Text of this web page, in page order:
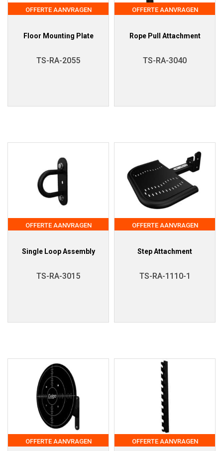
OFFERTE AANVRAGEN
Floor Mounting Plate
TS-RA-2055
OFFERTE AANVRAGEN
Rope Pull Attachment
TS-RA-3040
OFFERTE AANVRAGEN
Single Loop Assembly
TS-RA-3015
OFFERTE AANVRAGEN
Step Attachment
TS-RA-1110-1
OFFERTE AANVRAGEN OFFERTE AANVRAGEN